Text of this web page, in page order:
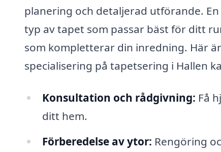
planering och detaljerad utförande.
typ av tapet som passar bäst för ditt
som kompletterar din inredning. Här
specialisering på tapetsering i Hallen
Konsultation och rådgivning: Få
ditt hem.
Förberedelse av ytor: Rengöring